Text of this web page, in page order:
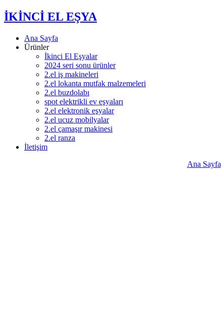
İKİNCİ EL EŞYA
Ana Sayfa
Ürünler
İkinci El Eşyalar
2024 seri sonu ürünler
2.el iş makineleri
2.el lokanta mutfak malzemeleri
2.el buzdolabı
spot elektrikli ev eşyaları
2.el elektronik eşyalar
2.el ucuz mobilyalar
2.el çamaşır makinesi
2.el ranza
İletişim
Ana Sayfa